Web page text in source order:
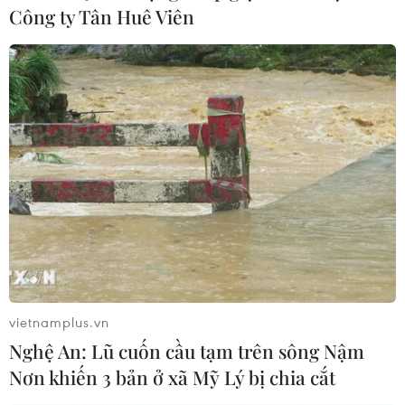
NASA phát hiện "vị khách lạ" di chuyển
xuyên qua Hệ Mặt Trời
06/07/2025 01:37
Theo các nhà khoa học NASA, vật thể liên sao hiếm có -
được đặt tên là 3I/ATLAS - dự kiến sẽ tiến đến gần Trái
Đất nhất vào ngày 30/10 tới.
Công ty Tân Huê Viên
vietnamplus.vn
Nghệ An: Lũ cuốn cầu tạm trên sông Nậm
Nơn khiến 3 bản ở xã Mỹ Lý bị chia cắt